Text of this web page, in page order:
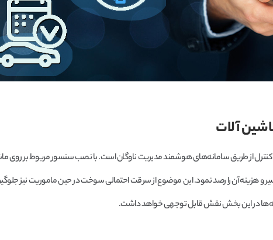
آلات
از طریق سامانه‌های هوشمند مدیریت ناوگان است. با نصب سنسور مربوط بر روی
هزینه آن را رصد نمود. این موضوع از سرقت احتمالی سوخت در حین ماموریت نیز
در این بخش نقش قابل توجهی خواهد داشت.